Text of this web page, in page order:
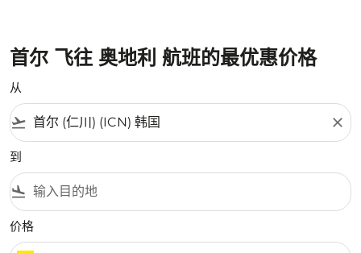
首尔 飞往 奥地利 航班的最优惠价格
从
flight_takeoff close
到
flight_land
价格